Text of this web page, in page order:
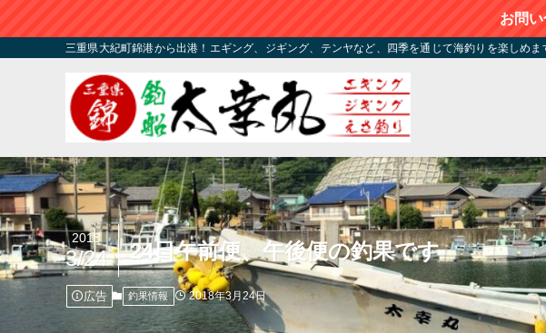
お問
三重県大紀町錦港から出港！エギング、ジギング、テンヤなど、四季を通じて海釣りを楽しめま
24日午前便、午後便の釣果です
2018
3/24
広告 釣果情報 2018年3月24日